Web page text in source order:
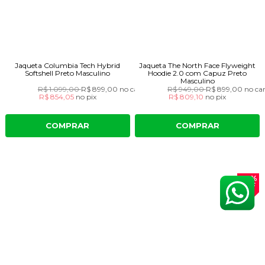
Jaqueta Columbia Tech Hybrid
Softshell Preto Masculino
R$ 1.099,00R$ 899,00 no cartão
R$ 854,05 no pix
COMPRAR
Jaqueta The North Face Flyweight
Hoodie 2.0 com Capuz Preto
Masculino
R$ 949,00R$ 899,00 no
R$ 809,10 no pix
COMPRAR
34%
OFF